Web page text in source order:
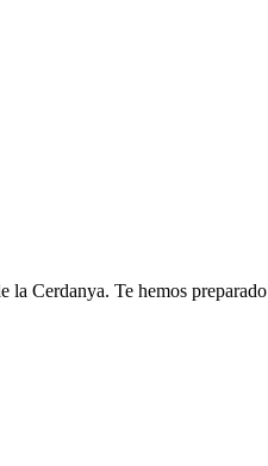
la Cerdanya. Te hemos preparado